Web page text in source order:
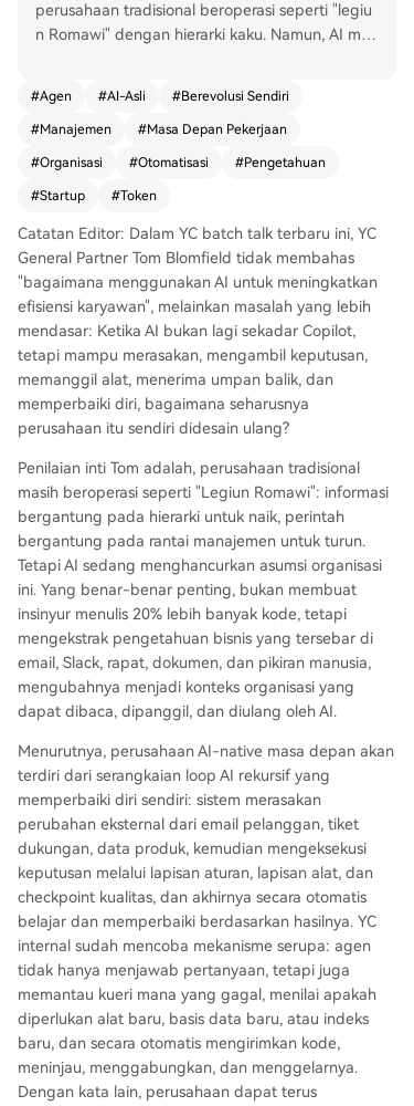
perusahaan tradisional beroperasi seperti "legiu
n Romawi" dengan hierarki kaku. Namun, AI me
engekstraksi pengetahuan bisnis yang tersebar
(dalam email, Slack, dokumen) menjadi konteks
organisasi yang dapat dibaca dan digunakan A
dari serangkaian loop AI rekursif yang dapat me
mperbaiki diri sendiri. Sistem ini akan merasakan
perubahan (dari email pelanggan, tiket dukung
an, data produk), membuat keputusan melalui l
apisan aturan dan alat, lalu belajar dari hasilnya
secara otomatis. Contoh di YC: sebuah agen tida
k hanya menjawab pertanyaan, tetapi juga me
mantau kegagalan kueri, mengusulkan perbaika
n (alat baru, indeks), dan secara otomatis mener
apkan kode—mengoptimalkan perusahaan bah
kan berubah: "Bakar token, bukan tambah kepa
la". Hambatan pertumbuhan akan bergeser dari
jumlah karyawan ke penggunaan token dan kua
litas konteks bisnis. Fungsi koordinasi manajeme
n menengah akan banyak digantikan AI. Peran y
ang tetap penting adalah kontributor individual
(IC) dan manusia yang menangani situasi dunia
nyata berisiko tinggi. Langkah kuncinya adalah
membuat seluruh organisasi dapat dibaca AI: m
encatat semua interaksi (email, rapat, percakapa
n). Pengetahuan ini kemudian dapat disintesis m
Perangkat lunak internal d
#Agen #AI-Asli #Berevolusi Sendiri
#Manajemen #Masa Depan Pekerjaan
#Organisasi #Otomatisasi #Pengetahuan
#Startup #Token
Catatan Editor: Dalam YC batch talk terbaru ini, YC
General Partner Tom Blomfield tidak membahas
"bagaimana menggunakan AI untuk meningkatkan
efisiensi karyawan", melainkan masalah yang lebih
mendasar: Ketika AI bukan lagi sekadar Copilot,
tetapi mampu merasakan, mengambil keputusan,
memanggil alat, menerima umpan balik, dan
memperbaiki diri, bagaimana seharusnya
perusahaan itu sendiri didesain ulang?
Penilaian inti Tom adalah, perusahaan tradisional
masih beroperasi seperti "Legiun Romawi": informasi
bergantung pada hierarki untuk naik, perintah
bergantung pada rantai manajemen untuk turun.
Tetapi AI sedang menghancurkan asumsi organisasi
ini. Yang benar-benar penting, bukan membuat
insinyur menulis 20% lebih banyak kode, tetapi
mengekstrak pengetahuan bisnis yang tersebar di
email, Slack, rapat, dokumen, dan pikiran manusia,
mengubahnya menjadi konteks organisasi yang
dapat dibaca, dipanggil, dan diulang oleh AI.
Menurutnya, perusahaan AI-native masa depan akan
terdiri dari serangkaian loop AI rekursif yang
memperbaiki diri sendiri: sistem merasakan
perubahan eksternal dari email pelanggan, tiket
dukungan, data produk, kemudian mengeksekusi
keputusan melalui lapisan aturan, lapisan alat, dan
checkpoint kualitas, dan akhirnya secara otomatis
belajar dan memperbaiki berdasarkan hasilnya. YC
internal sudah mencoba mekanisme serupa: agen
tidak hanya menjawab pertanyaan, tetapi juga
memantau kueri mana yang gagal, menilai apakah
diperlukan alat baru, basis data baru, atau indeks
baru, dan secara otomatis mengirimkan kode,
meninjau, menggabungkan, dan menggelarnya.
Dengan kata lain, perusahaan dapat terus